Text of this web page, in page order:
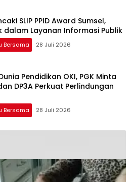
SLIP PPID Award Sumsel,
dalam Layanan Informasi Publik
Bersama 28 Juli 2026
Pendidikan OKI, PGK Minta
DP3A Perkuat Perlindungan
Bersama 28 Juli 2026